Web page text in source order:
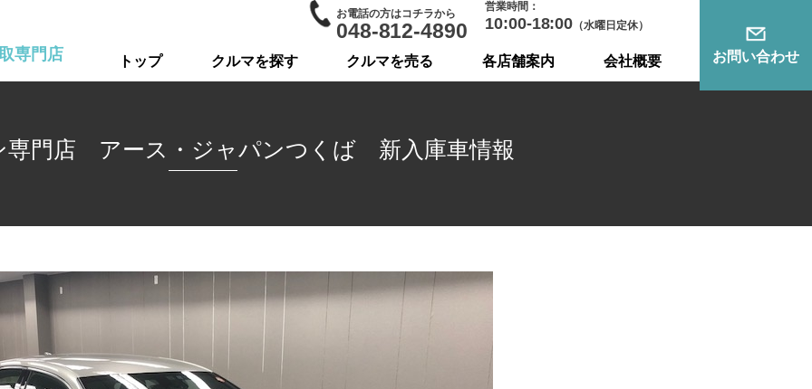
専門店
お電話の方はコチラから
048-812-4890
営業時間：
10:00-18:00 （水曜日定休）
トップ クルマを探す クルマを売る 各店舗案内 会社概要 お問い合わせ
専門店 アース・ジャパンつくば 新入庫車情報